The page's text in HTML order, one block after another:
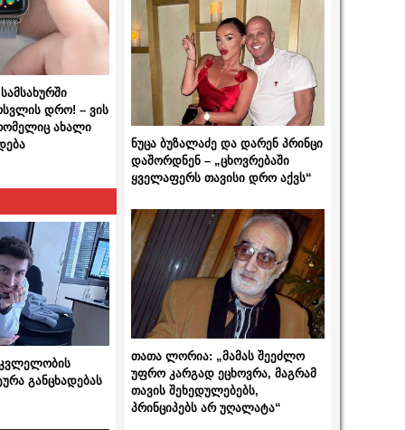
დრო! – ვის
ახალი
განცხადებას
ნუცა ბუზალაძე და დარენ პრინცი
დაშორდნენ – „ცხოვრებაში
ყველაფერს თავისი დრო აქვს“
თათა ლორია: „მამას შეეძლო
უფრო კარგად ეცხოვრა, მაგრამ
თავის შეხედულებებს,
პრინციპებს არ უღალატა“